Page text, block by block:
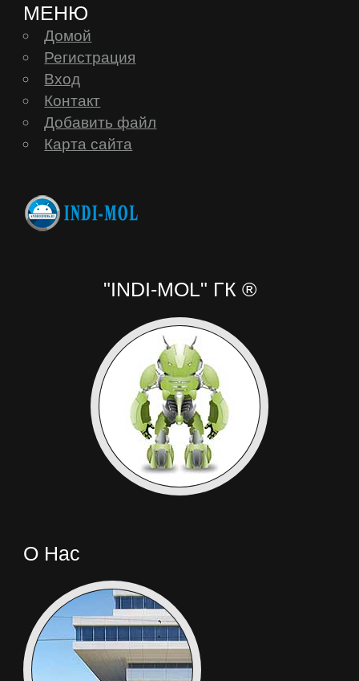
МЕНЮ
Домой
Регистрация
Вход
Контакт
Добавить файл
Карта сайта
"INDI-MOL" ГК ®
О Нас
Keneksi
Lenovo
Letv
Mann
OnePlus